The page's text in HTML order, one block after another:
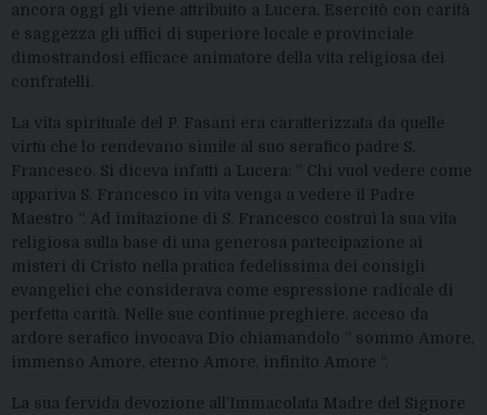
ancora oggi gli viene attribuito a Lucera. Esercitò con carità
e saggezza gli uffici di superiore locale e provinciale
dimostrandosi efficace animatore della vita religiosa dei
confratelli.
La vita spirituale del P. Fasani era caratterizzata da quelle
virtù che lo rendevano simile al suo serafico padre S.
Francesco. Si diceva infatti a Lucera: ” Chi vuol vedere come
appariva S. Francesco in vita venga a vedere il Padre
Maestro “. Ad imitazione di S. Francesco costruì la sua vita
religiosa sulla base di una generosa partecipazione ai
misteri di Cristo nella pratica fedelissima dei consigli
evangelici che considerava come espressione radicale di
perfetta carità. Nelle sue continue preghiere, acceso da
ardore serafico invocava Dio chiamandolo ” sommo Amore,
immenso Amore, eterno Amore, infinito Amore “.
La sua fervida devozione all’Immacolata Madre del Signore